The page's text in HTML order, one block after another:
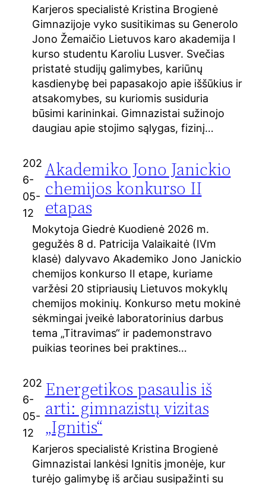
Karjeros specialistė Kristina Brogienė
Gimnazijoje vyko susitikimas su Generolo
Jono Žemaičio Lietuvos karo akademija I
kurso studentu Karoliu Lusver. Svečias
pristatė studijų galimybes, kariūnų
kasdienybę bei papasakojo apie iššūkius ir
atsakomybes, su kuriomis susiduria
būsimi karininkai. Gimnazistai sužinojo
daugiau apie stojimo sąlygas, fizinį…
202
6-
05-
12
Akademiko Jono Janickio
chemijos konkurso II
etapas
Mokytoja Giedrė Kuodienė 2026 m.
gegužės 8 d. Patricija Valaikaitė (IVm
klasė) dalyvavo Akademiko Jono Janickio
chemijos konkurso II etape, kuriame
varžėsi 20 stipriausių Lietuvos mokyklų
chemijos mokinių. Konkurso metu mokinė
sėkmingai įveikė laboratorinius darbus
tema „Titravimas“ ir pademonstravo
puikias teorines bei praktines…
202
6-
05-
12
Energetikos pasaulis iš
arti: gimnazistų vizitas
„Ignitis“
Karjeros specialistė Kristina Brogienė
Gimnazistai lankėsi Ignitis įmonėje, kur
turėjo galimybę iš arčiau susipažinti su